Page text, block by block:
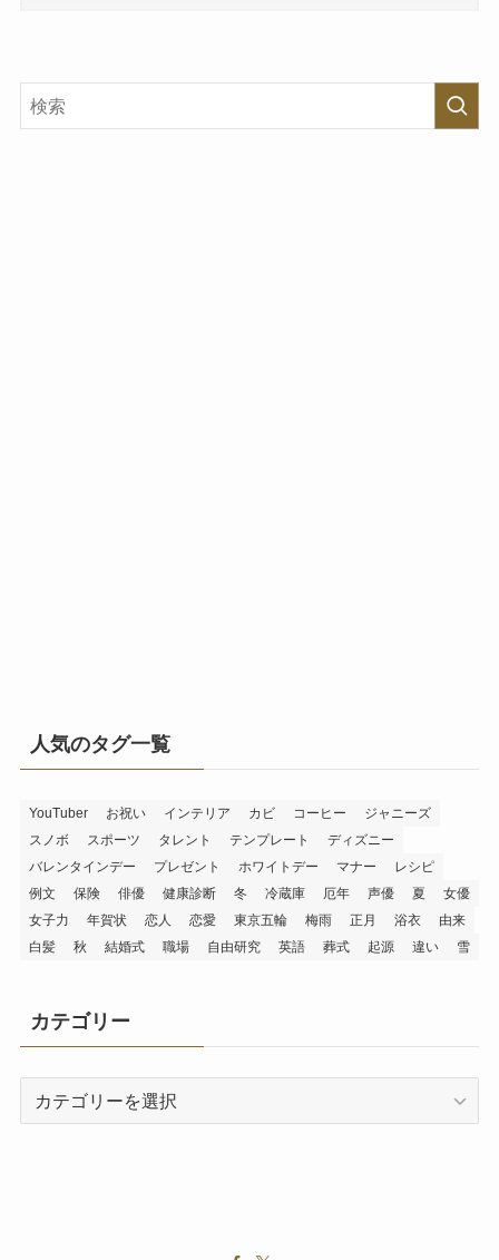
人気のタグ一覧
YouTuber お祝い インテリア カビ コーヒー
ジャニーズ
スノボ
スポーツ タレント テンプレート
ディズニー
バレンタインデー
プレゼント ホワイトデー マナー
レシピ
例文
保険 俳優 健康診断 冬 冷蔵庫 厄年 声優 夏
女優
女子力
年賀状 恋人 恋愛 東京五輪 梅雨 正月 浴衣
由来
白髪
秋 結婚式 職場 自由研究 英語 葬式 起源 違い 雪
カテゴリー